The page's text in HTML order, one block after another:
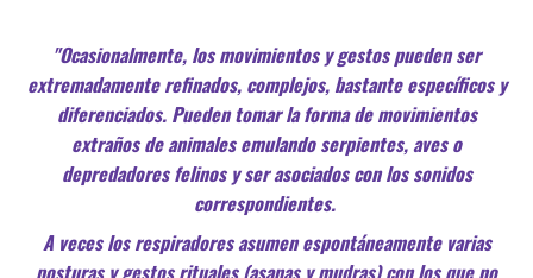
"Ocasionalmente, los movimientos y gestos pueden ser
extremadamente refinados, complejos, bastante específicos y
diferenciados. Pueden tomar la forma de movimientos
extraños de animales emulando serpientes, aves o
depredadores felinos y ser asociados con los sonidos
correspondientes.
A veces los respiradores asumen espontáneamente varias